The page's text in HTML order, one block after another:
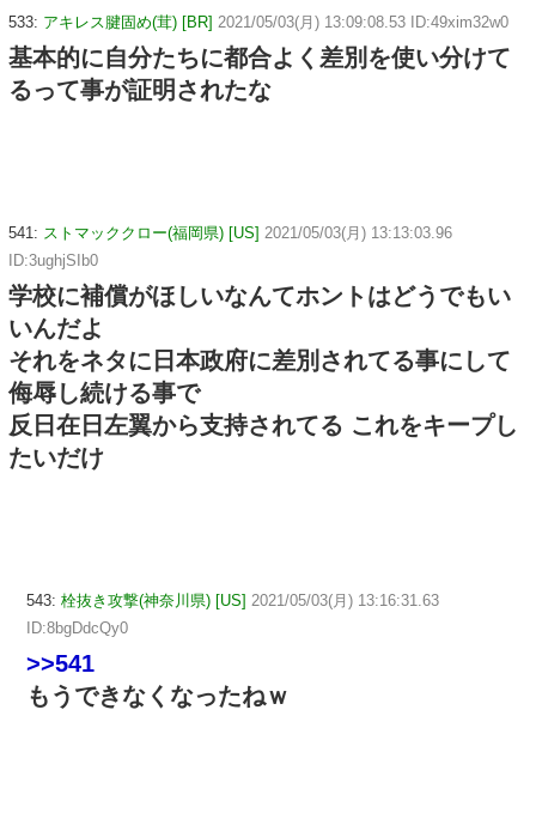
533: アキレス腱固め(茸) [BR] 2021/05/03(月) 13:09:08.53 ID:49xim32w0
基本的に自分たちに都合よく差別を使い分けて
るって事が証明されたな
541: ストマッククロー(福岡県) [US] 2021/05/03(月) 13:13:03.96
ID:3ughjSIb0
学校に補償がほしいなんてホントはどうでもい
いんだよ
それをネタに日本政府に差別されてる事にして
侮辱し続ける事で
反日在日左翼から支持されてる これをキープし
たいだけ
543: 栓抜き攻撃(神奈川県) [US] 2021/05/03(月) 13:16:31.63
ID:8bgDdcQy0
>>541
もうできなくなったねｗ